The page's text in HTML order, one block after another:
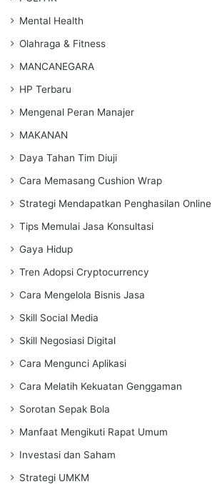
Mental Health
Olahraga & Fitness
MANCANEGARA
HP Terbaru
Mengenal Peran Manajer
MAKANAN
Daya Tahan Tim Diuji
Cara Memasang Cushion Wrap
Strategi Mendapatkan Penghasilan Online
Tips Memulai Jasa Konsultasi
Gaya Hidup
Tren Adopsi Cryptocurrency
Cara Mengelola Bisnis Jasa
Skill Social Media
Skill Negosiasi Digital
Cara Mengunci Aplikasi
Cara Melatih Kekuatan Genggaman
Sorotan Sepak Bola
Manfaat Mengikuti Rapat Umum
Investasi dan Saham
Strategi UMKM